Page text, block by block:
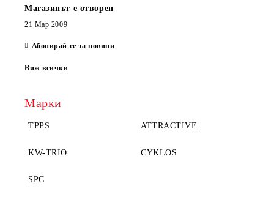
Магазинът е отворен
21 Мар 2009
Абонирай се за новини
Виж всички
Марки
TPPS ATTRACTIVE
KW-TRIO CYKLOS
SPC